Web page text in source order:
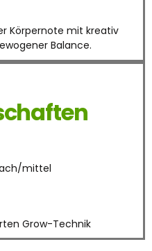
Körpernote mit kreativ
Balance.
mittel
Grow-Technik